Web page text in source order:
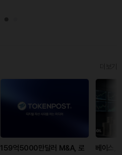
159억5000만달러 M&A, 로
베이스,